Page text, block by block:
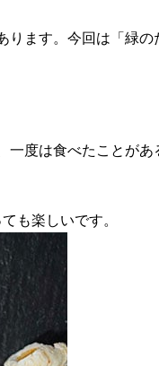
ます。今回は「緑
度は食べたことが
も楽しいです。